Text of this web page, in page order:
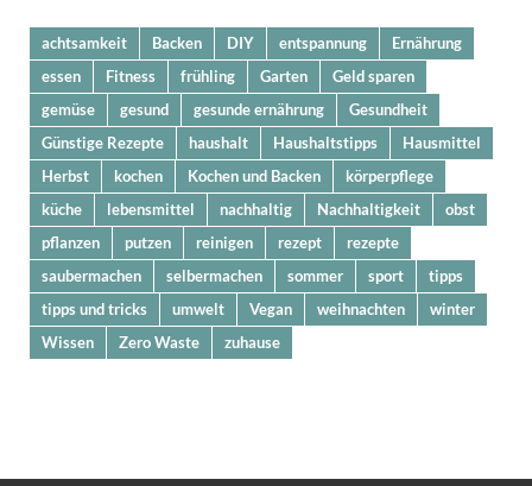
achtsamkeit Backen DIY entspannung
Ernährung
essen
Fitness frühling Garten
Geld sparen
gemüse
gesund gesunde ernährung
Gesundheit
Günstige Rezepte
haushalt Haushaltstipps
Hausmittel
Herbst
kochen Kochen und Backen
körperpflege
küche
lebensmittel nachhaltig Nachhaltigkeit
obst
pflanzen
putzen reinigen rezept
rezepte
saubermachen
selbermachen sommer sport
tipps
tipps und tricks
umwelt Vegan weihnachten
winter
Wissen
Zero Waste zuhause